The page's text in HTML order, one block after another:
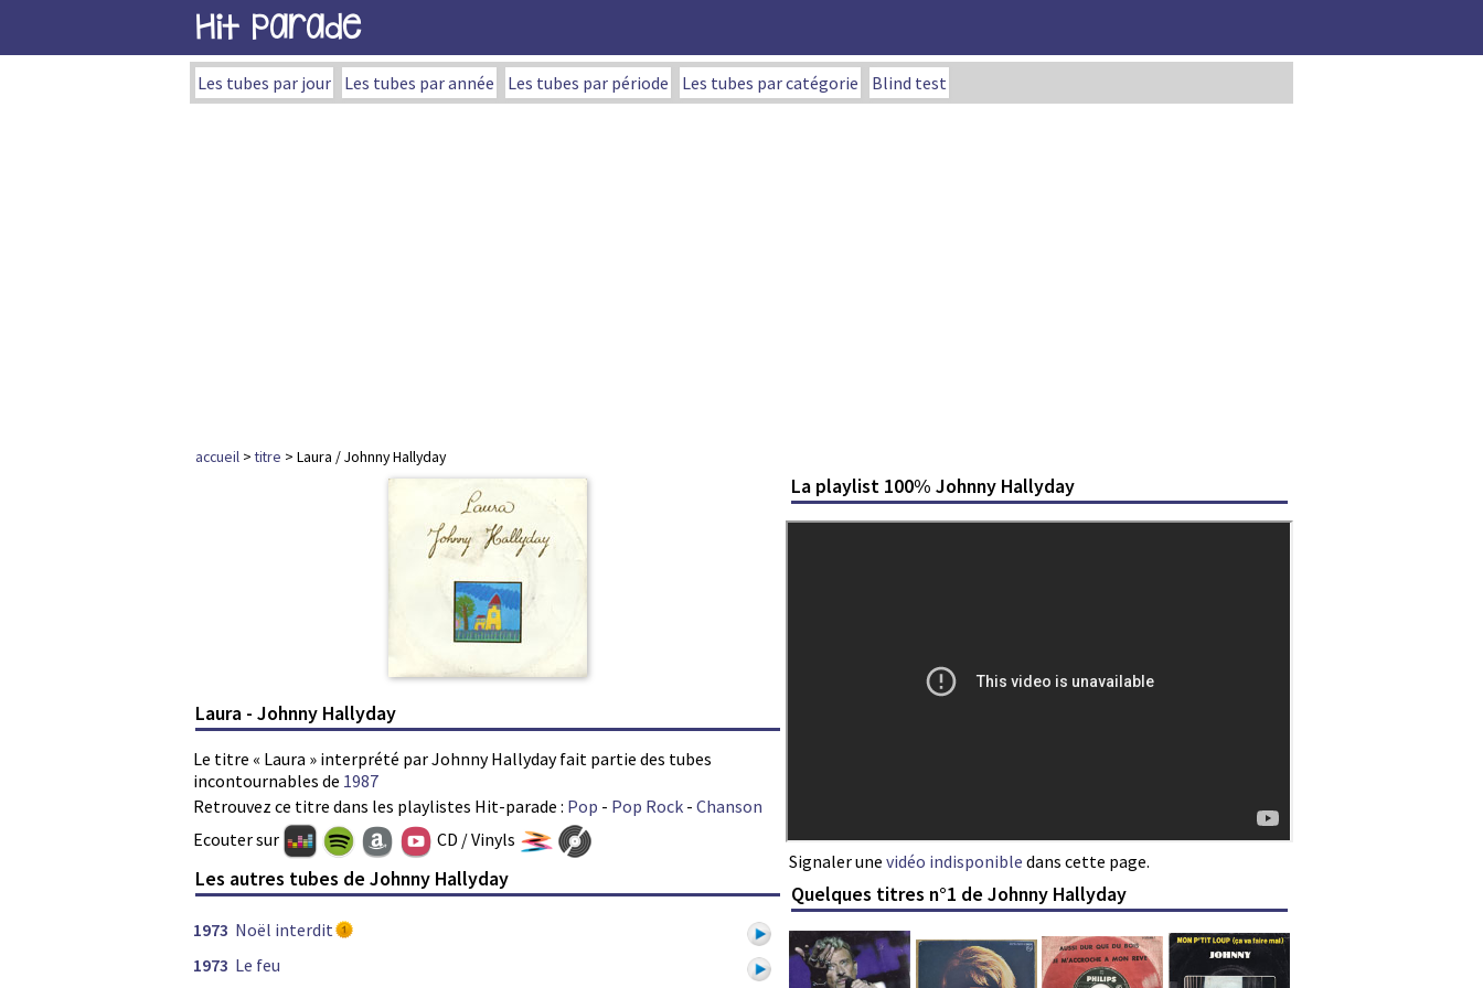
Hit Parade
Les tubes par jour Les tubes par année Les tubes par période Les tubes par catégorie Blind test
accueil >titre > Laura / Johnny Hallyday
Laura - Johnny Hallyday
Le titre « Laura » interprété par Johnny Hallyday fait partie des tubes
incontournables de 1987
Retrouvez ce titre dans les playlistes Hit-parade : Pop - Pop Rock - Chanson
La playlist 100% Johnny Hallyday
Signaler une vidéo indisponible dans cette page.
Ecouter sur CD / Vinyls
Les autres tubes de Johnny Hallyday
1973 Noël interdit
1973 Le feu
Quelques titres n°1 de Johnny Hallyday